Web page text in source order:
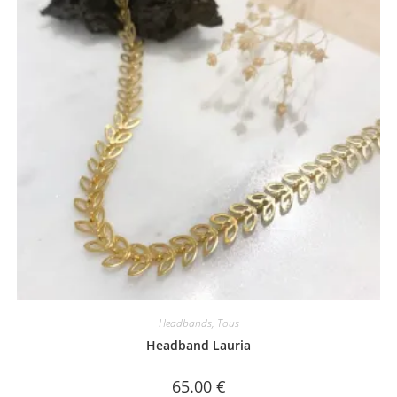
choisies
sur
la
page
du
produit
Headbands, Tous
Headband Lauria
65.00 €